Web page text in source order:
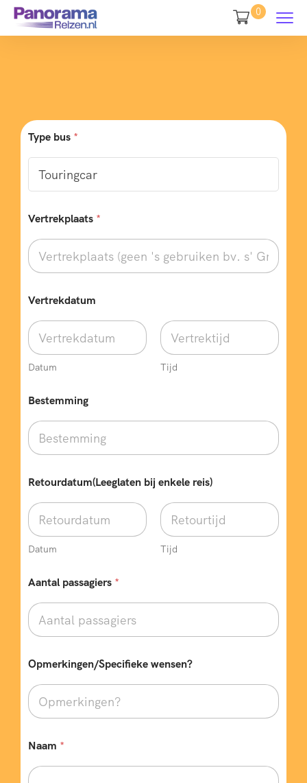
0
Type bus *
e
t
r
e
d
t
m
R
o
r
d
a
u
(
e
e
a
e
n
k
l
Vertrekplaats *
Vertrekdatum
Datum Tijd
Bestemming
Retourdatum(Leeglaten bij enkele reis)
Datum Tijd
Aantal passagiers *
Opmerkingen/Specifieke wensen?
Naam *